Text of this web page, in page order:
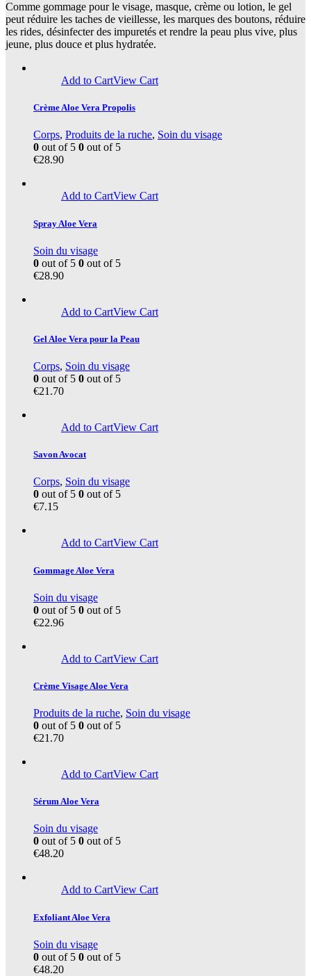
Comme gommage pour le visage, masque, crème ou lotion, le gel
peut réduire les taches de vieillesse, les marques des boutons, réduire
les rides, désinfecter des impuretés et rendre la peau plus vive, plus
jeune, plus douce et plus hydratée.
Add to CartView Cart
Crème Aloe Vera Propolis
Corps, Produits de la ruche, Soin du visage
0 out of 5 0 out of 5
€28.90
Add to CartView Cart
Spray Aloe Vera
Soin du visage
0 out of 5 0 out of 5
€28.90
Add to CartView Cart
Gel Aloe Vera pour la Peau
Corps, Soin du visage
0 out of 5 0 out of 5
€21.70
Add to CartView Cart
Savon Avocat
Corps, Soin du visage
0 out of 5 0 out of 5
€7.15
Add to CartView Cart
Gommage Aloe Vera
Soin du visage
0 out of 5 0 out of 5
€22.96
Add to CartView Cart
Crème Visage Aloe Vera
Produits de la ruche, Soin du visage
0 out of 5 0 out of 5
€21.70
Add to CartView Cart
Sérum Aloe Vera
Soin du visage
0 out of 5 0 out of 5
€48.20
Add to CartView Cart
Exfoliant Aloe Vera
Soin du visage
0 out of 5 0 out of 5
€48.20